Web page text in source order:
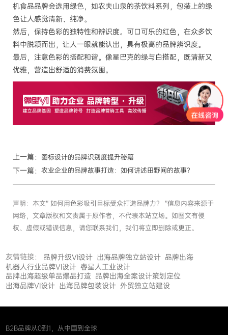
机食品品牌会选用绿色，如农夫山泉的茶饮料系列，包装上的绿
色让人感觉清新、纯净。
然后，保持色彩的独特性和辨识度。可口可乐的红色，在众多饮
料中脱颖而出，让人一眼就能认出，具有极高的品牌辨识度。
最后，注意色彩的搭配和谐。像星巴克的绿与白搭配，既清新又
优雅，营造出舒适的消费氛围。
上一篇： 图标设计的品牌识别度提升秘籍
下一篇： 农业企业的品牌故事打造：如何讲述田野间的故事？
声明：本文“ 如何用色彩吸引目标受众打造品牌力？ ”信息内容来源于
网络，文章版权和文责属于原作者，不代表本站立场。如图文有侵
权、虚假或错误信息，请您联系我们，我们将立即删除或更正。
友情链接： 品牌升级VI设计 出海品牌独立站设计 品牌出海
机器人行业品牌VI设计 睿星人工业设计
品牌出海超级单品爆品打造 品牌出海全案设计策划定位
出海品牌VI设计 出海品牌包装设计 外贸独立站建设
B2B品牌从0到1，从中国到全球